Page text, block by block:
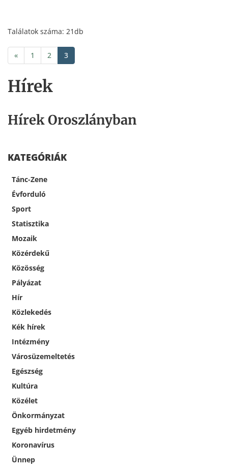
Hírek
Hírek Oroszlányban
KATEGÓRIÁK
Tánc-Zene
Évforduló
Sport
Statisztika
Mozaik
Közérdekű
Közösség
Pályázat
Hír
Közlekedés
Kék hírek
Intézmény
Városüzemeltetés
Egészség
Kultúra
Közélet
Önkormányzat
Egyéb hirdetmény
Koronavírus
Ünnep
Találatok száma: 21db
« 1 2 3